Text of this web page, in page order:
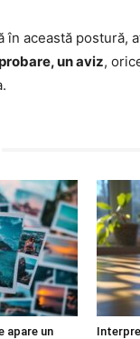
în această postură,
un aviz,
apare un